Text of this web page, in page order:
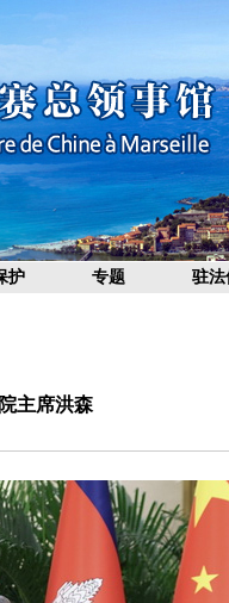
护 专题 驻法
主席洪森